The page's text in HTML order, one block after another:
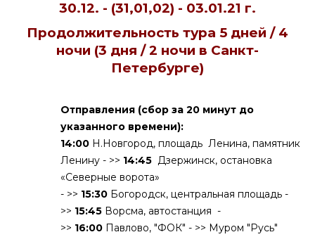
30.12. - (31,01,02) - 03.01.21 г.
Продолжительность тура 5 дней / 4
ночи (3 дня / 2 ночи в Санкт-
Петербурге)
Отправления (сбор за 20 минут до
указанного времени):
14:00 Н.Новгород, площадь Ленина, памятник
Ленину - >> 14:45 Дзержинск, остановка
«Северные ворота»
- >> 15:30 Богородск, центральная площадь -
>> 15:45 Ворсма, автостанция -
>> 16:00 Павлово, "ФОК" - >> Муром "Русь"